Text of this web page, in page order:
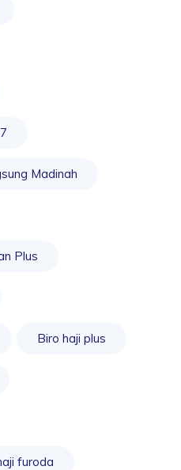
Madinah
Plus
Biro haji plus
furoda